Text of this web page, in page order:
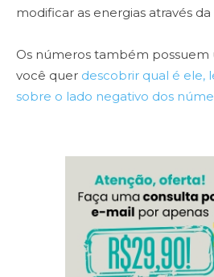
modificar as energias através
Os números também possuem
você quer descobrir qual é ele,
sobre o lado negativo dos